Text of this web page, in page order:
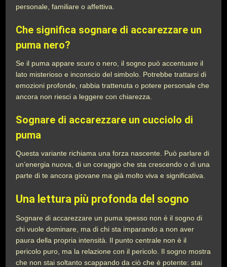
personale, familiare o affettiva.
Che significa sognare di accarezzare un
puma nero?
Se il puma appare scuro o nero, il sogno può accentuare il
lato misterioso e inconscio del simbolo. Potrebbe trattarsi di
emozioni profonde, rabbia trattenuta o potere personale che
ancora non riesci a leggere con chiarezza.
Sognare di accarezzare un cucciolo di
puma
Questa variante richiama una forza nascente. Può parlare di
un’energia nuova, di un coraggio che sta crescendo o di una
parte di te ancora giovane ma già molto viva e significativa.
Una lettura più profonda del sogno
Sognare di accarezzare un puma spesso non è il sogno di
chi vuole dominare, ma di chi sta imparando a non aver
paura della propria intensità. Il punto centrale non è il
pericolo puro, ma la relazione con il pericolo. Il sogno mostra
che non stai soltanto scappando da ciò che è potente: stai